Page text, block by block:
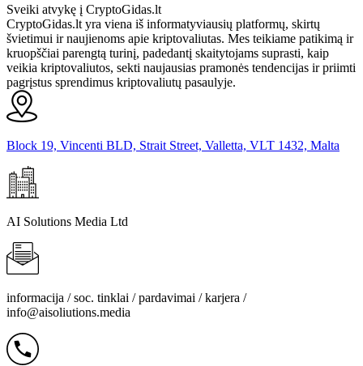
Sveiki atvykę į CryptoGidas.lt
CryptoGidas.lt yra viena iš informatyviausių platformų, skirtų
švietimui ir naujienoms apie kriptovaliutas. Mes teikiame patikimą ir
kruopščiai parengtą turinį, padedantį skaitytojams suprasti, kaip
veikia kriptovaliutos, sekti naujausias pramonės tendencijas ir priimti
pagrįstus sprendimus kriptovaliutų pasaulyje.
Block 19, Vincenti BLD, Strait Street, Valletta, VLT 1432, Malta
AI Solutions Media Ltd
informacija / soc. tinklai / pardavimai / karjera /
info@aisoliutions.media